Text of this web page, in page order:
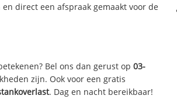
direct een afspraak gemaakt voor de
Bel ons dan gerust op03-
zijn. Ook voor een gratis
. Dag en nacht bereikbaar!